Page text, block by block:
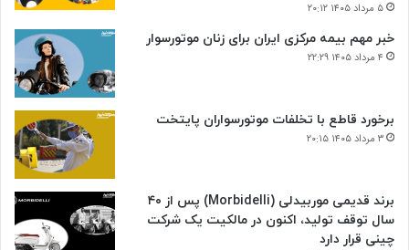
۵ مرداد ۱۴۰۵ ۲۰:۱۲
خبر مهم بیمه مرکزی ایران برای زنان موتورسوار
۴ مرداد ۱۴۰۵ ۲۲:۲۹
برخورد قاطع با تخلفات موتورسواران پایتخت
۳ مرداد ۱۴۰۵ ۲۰:۱۵
برند قدیمی موربیدلی (Morbidelli) پس از ۴۰
سال توقف تولید، اکنون در مالکیت یک شرکت
چینی قرار دارد